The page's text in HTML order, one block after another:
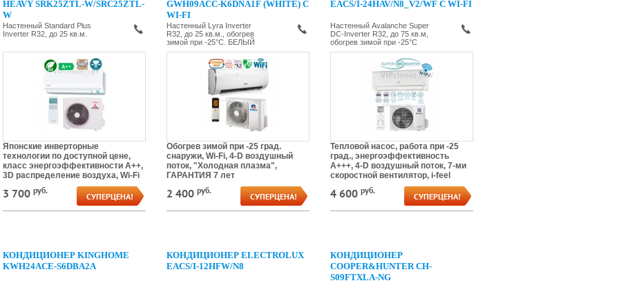
HEAVY SRK25ZTL-W/SRC25ZTL-
W
Настенный Standard Plus
Inverter R32, до 25 кв.м.
Японские инверторные
технологии по доступной цене,
класс энергоэффективности А++,
3D распределение воздуха, Wi-Fi
3 700 руб.
CУПЕРЦЕНА!
GWH09ACC-K6DNA1F (WHITE) C
WI-FI
Настенный Lyra Inverter
R32, до 25 кв.м., обогрев
зимой при -25°С. БЕЛЫЙ
Обогрев зимой при -25 град.
снаружи, Wi-Fi, 4-D воздушный
поток, "Холодная плазма",
ГАРАНТИЯ 7 лет
2 400 руб.
СУПЕРЦЕНА!
EACS/I-24HAV/N8_V2/WF C WI-FI
Настенный Avalanche Super
DC-Inverter R32, до 75 кв.м,
обогрев зимой при -25°С
Тепловой насос, работа при -25
град., энергоэффективность
А+++, 4-D воздушный поток, 7-ми
скоростной вентилятор, i-feel
4 600 руб.
СУПЕРЦЕНА!
КОНДИЦИОНЕР KINGHOME
KWH24ACE-S6DBA2A
КОНДИЦИОНЕР ELECTROLUX
EACS/I-12HFW/N8
КОНДИЦИОНЕР
COOPER&HUNTER CH-
S09FTXLA-NG